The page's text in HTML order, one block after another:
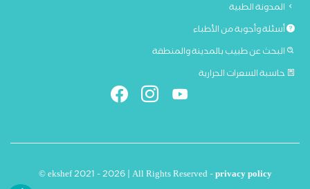
المدونة الطبية
أسئلة وأجوبة من الأطباء
البحث عن طبيب بالمدينة والمنطقة
حاسبة السعرات الحرارية
© ekshef 2021 - 2026 | All Rights Reserved -privacy policy